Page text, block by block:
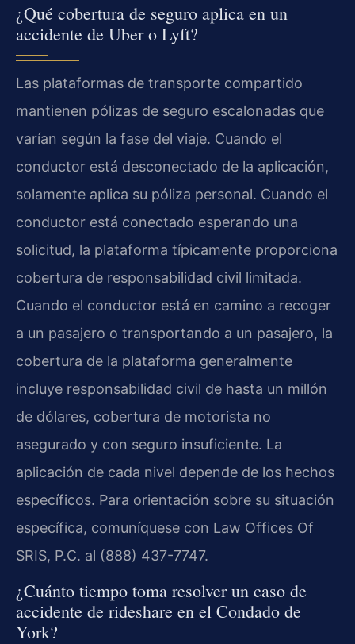
¿Qué cobertura de seguro aplica en un
accidente de Uber o Lyft?
Las plataformas de transporte compartido
mantienen pólizas de seguro escalonadas que
varían según la fase del viaje. Cuando el
conductor está desconectado de la aplicación,
solamente aplica su póliza personal. Cuando el
conductor está conectado esperando una
solicitud, la plataforma típicamente proporciona
cobertura de responsabilidad civil limitada.
Cuando el conductor está en camino a recoger
a un pasajero o transportando a un pasajero, la
cobertura de la plataforma generalmente
incluye responsabilidad civil de hasta un millón
de dólares, cobertura de motorista no
asegurado y con seguro insuficiente. La
aplicación de cada nivel depende de los hechos
específicos. Para orientación sobre su situación
específica, comuníquese con Law Offices Of
SRIS, P.C. al (888) 437-7747.
¿Cuánto tiempo toma resolver un caso de
accidente de rideshare en el Condado de
York?